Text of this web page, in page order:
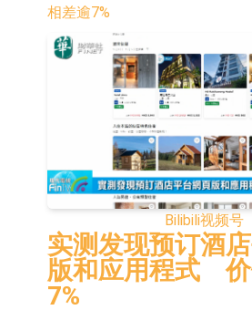
PCB、电子元器件等
链一站式研发智造
工信部：鼓励民爆企
重组整合
工信部：到2030年
强国际运营能力的大
因美纳：首批由中国
产的本土化产品完成
鲁阳节能：公司汽车
E2K、HBD系列产品
日韩股市收盘双双
北京君正：预计后
度调价的模式
【异动股】汽车整
相差逾7%
Bilibili视频号
实测发现预订酒
版和应用程式
7%